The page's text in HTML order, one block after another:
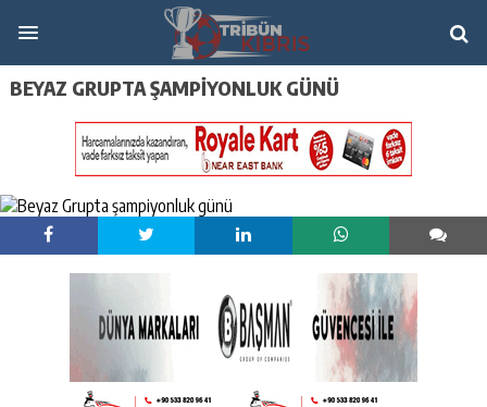
BEYAZ GRUPTA ŞAMPIYONLUK GÜNÜ